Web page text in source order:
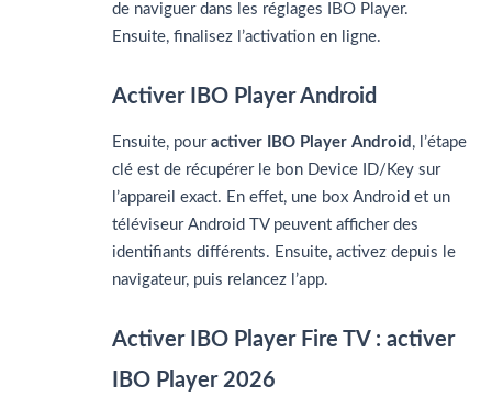
de naviguer dans les réglages IBO Player.
Ensuite, finalisez l’activation en ligne.
Activer IBO Player Android
Ensuite, pouractiver IBO Player Android , l’étape
clé est de récupérer le bon Device ID/Key sur
l’appareil exact. En effet, une box Android et un
téléviseur Android TV peuvent afficher des
identifiants différents. Ensuite, activez depuis le
navigateur, puis relancez l’app.
Activer IBO Player Fire TV : activer
IBO Player 2026